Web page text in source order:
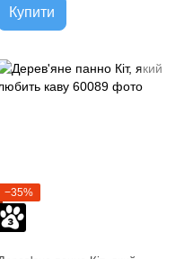
Купити
−35%